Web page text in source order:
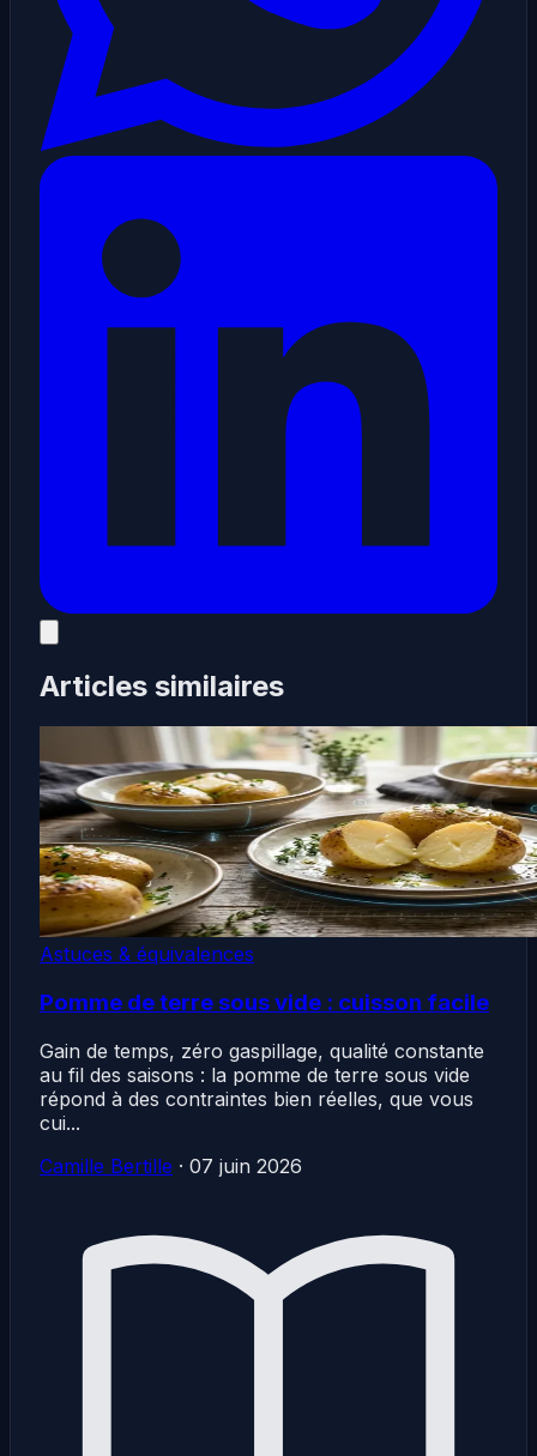
Articles similaires
Astuces & équivalences
Pomme de terre sous vide : cuisson facile
Gain de temps, zéro gaspillage, qualité constante
au fil des saisons : la pomme de terre sous vide
répond à des contraintes bien réelles, que vous
cui...
Camille Bertille · 07 juin 2026